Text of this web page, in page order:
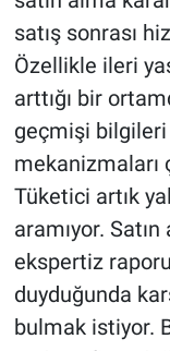
satış sonrası
Özellikle ileri
arttığı bir
geçmişi
mekanizmaları
Tüketici artık
aramıyor.
ekspertiz
duyduğunda
bulmak istiyor.